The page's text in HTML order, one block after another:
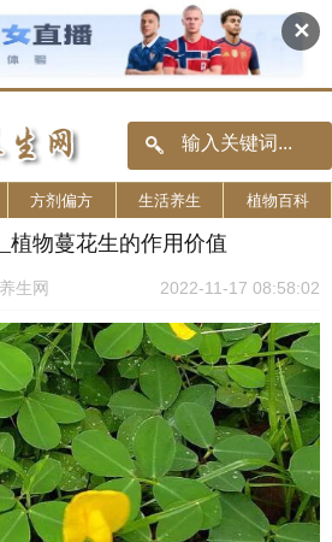
✕
方剂偏方 生活养生 植物百科
植物蔓花生的作用价值
生网 2022-11-17 08:58:02